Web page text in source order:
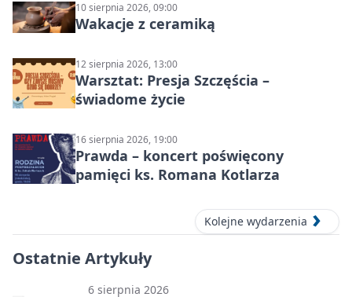
10 sierpnia 2026, 09:00
Wakacje z ceramiką
12 sierpnia 2026, 13:00
Warsztat: Presja Szczęścia –
świadome życie
16 sierpnia 2026, 19:00
Prawda – koncert poświęcony
pamięci ks. Romana Kotlarza
Kolejne wydarzenia
Ostatnie Artykuły
6 sierpnia 2026